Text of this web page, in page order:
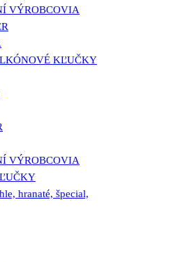
VÝROBCOVIA
KĽUČKY
VÝROBCOVIA
hranaté, špecial,